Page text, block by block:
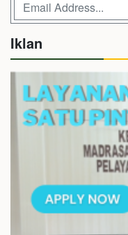
Iklan